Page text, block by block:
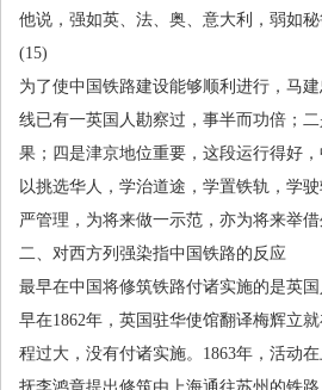
他说，强如英、法、奥、意大利，弱如
(15)
为了使中国铁路建设能够顺利进行，马
线已有一英国人勘察过，事半而功倍；
果；四是津京地位重要，这段运行得好
以挑选华人，学治道途，学置铁轨，学
严管理，为将来做一示范，亦为将来举借
二、对西方列强染指中国铁路的反应
最早在中国将修筑铁路付诸实施的是英国
早在1862年，英国驻华使馆翻译梅辉立
程过大，没有付诸实施。 1863年，活动